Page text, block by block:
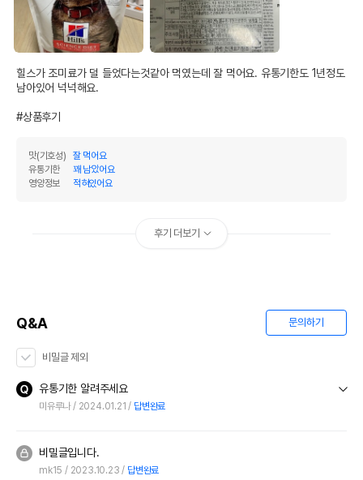
제품표기함량 수분제외함량
조단백질 30% 32.61%
조지방 18% 19.57%
조섬유질
칼슘
0%
34.78%
상세 정보
원료구성
제(비타민E,비타민C),타우린,미량광물질류합제
힐스가 조미료가 덜 들었다는것같아 먹였는데 잘 먹어요. 유통기한도 1년정도
남아있어 넉넉해요.
#상품후기
맛(기호성)
잘 먹어요
유통기한
꽤 남았어요
영양정보
적혀있어요
후기 더보기
Q&A 문의하기
비밀글 제외
유통기한 알려주세요
미유루나 2024.01.21 답변완료
비밀글입니다.
mk15 2023.10.23 답변완료